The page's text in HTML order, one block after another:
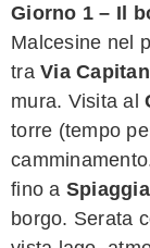
Giorno 1 – Il
Malcesine nel
tra Via
mura. Visita al
torre (tempo
fino a
borgo. Serata